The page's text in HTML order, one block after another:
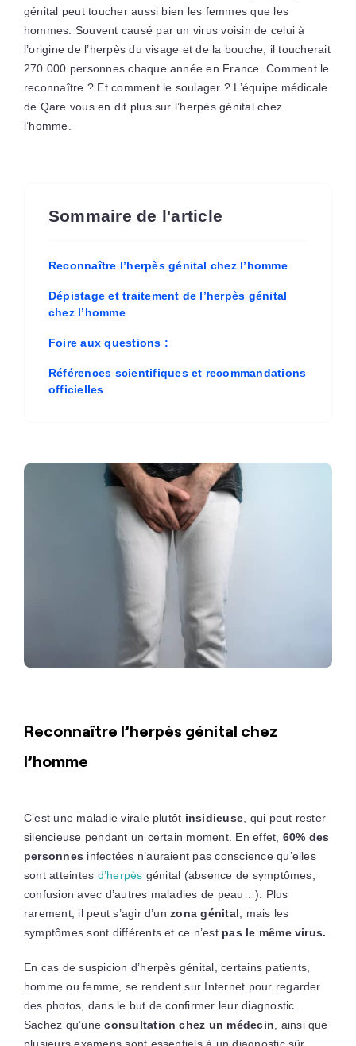
génital peut toucher aussi bien les femmes que les
hommes. Souvent causé par un virus voisin de celui à
l’origine de l’herpès du visage et de la bouche, il toucherait
270 000 personnes chaque année en France. Comment le
reconnaître ? Et comment le soulager ? L’équipe médicale
de Qare vous en dit plus sur l’herpès génital chez
l’homme.
Sommaire de l'article
Reconnaître l’herpès génital chez l’homme
Dépistage et traitement de l’herpès génital
chez l’homme
Foire aux questions :
Références scientifiques et recommandations
officielles
Reconnaître l’herpès génital chez
l’homme
C’est une maladie virale plutôt insidieuse , qui peut rester
silencieuse pendant un certain moment. En effet, 60% des
personnes infectées n’auraient pas conscience qu’elles
sont atteintes d’herpès génital (absence de symptômes,
confusion avec d’autres maladies de peau…). Plus
rarement, il peut s’agir d’unzona génital , mais les
symptômes sont différents et ce n’est pas le même virus.
En cas de suspicion d’herpès génital, certains patients,
homme ou femme, se rendent sur Internet pour regarder
des photos, dans le but de confirmer leur diagnostic.
Sachez qu’uneconsultation chez un médecin , ainsi que
plusieurs examens sont essentiels à un diagnostic sûr.